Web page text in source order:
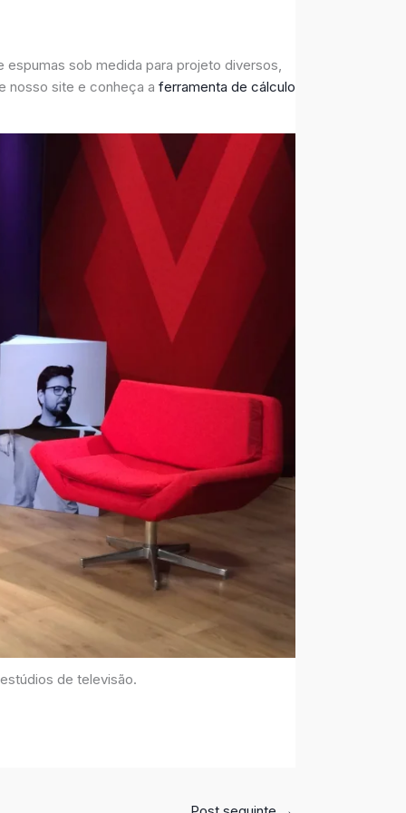
sob medida para projeto diversos,
nosso site e conheça a ferramenta de cálculo
de televisão.